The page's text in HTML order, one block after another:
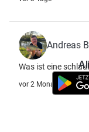
Andreas
Was ist eine
vor 2 Monate